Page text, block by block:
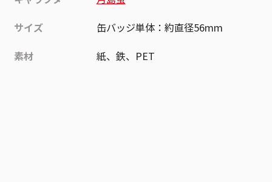
サイズ
缶バッジ単体：約直径56mm
素材
紙、鉄、PET